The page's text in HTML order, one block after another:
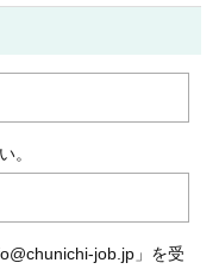
。
job.jp」を受